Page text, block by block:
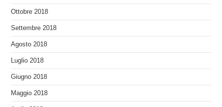
Ottobre 2018
Settembre 2018
Agosto 2018
Luglio 2018
Giugno 2018
Maggio 2018